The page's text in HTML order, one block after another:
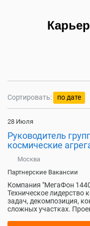
Сортировать: по дате
28 Июля
Руководитель
космические
Москва
Партнерские Вакансии
Компания "МегаФон
Техническое лидерство
задач, декомпозиция,
сложных участках.